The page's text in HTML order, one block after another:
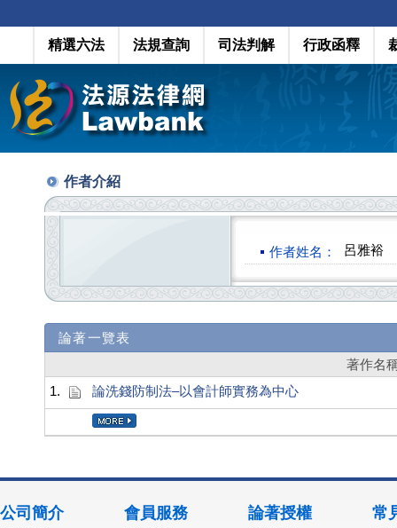
精選六法 法規查詢 司法判解 行政函釋
作者介紹
作者姓名： 呂雅裕
論著一覽表
著作名
1.
論洗錢防制法–以會計師實務為中心
公司簡介 會員服務 論著授權 常